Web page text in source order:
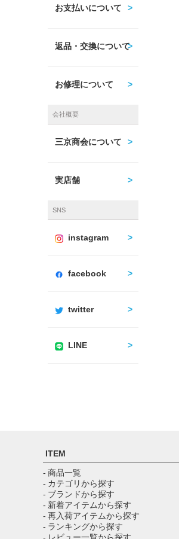
お支払いについて
返品・交換について
お修理について
会社概要
三京商会について
実店舗
SNS
instagram
facebook
twitter
LINE
ITEM
- 商品一覧
- カテゴリから探す
- ブランドから探す
- 新着アイテムから探す
- 再入荷アイテムから探す
- ランキングから探す